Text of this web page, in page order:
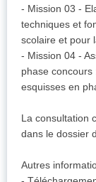
- Mission 03 -
techniques et
scolaire et pour
- Mission 04 -
phase
esquisses en
La consultation
dans le dossier
Autres